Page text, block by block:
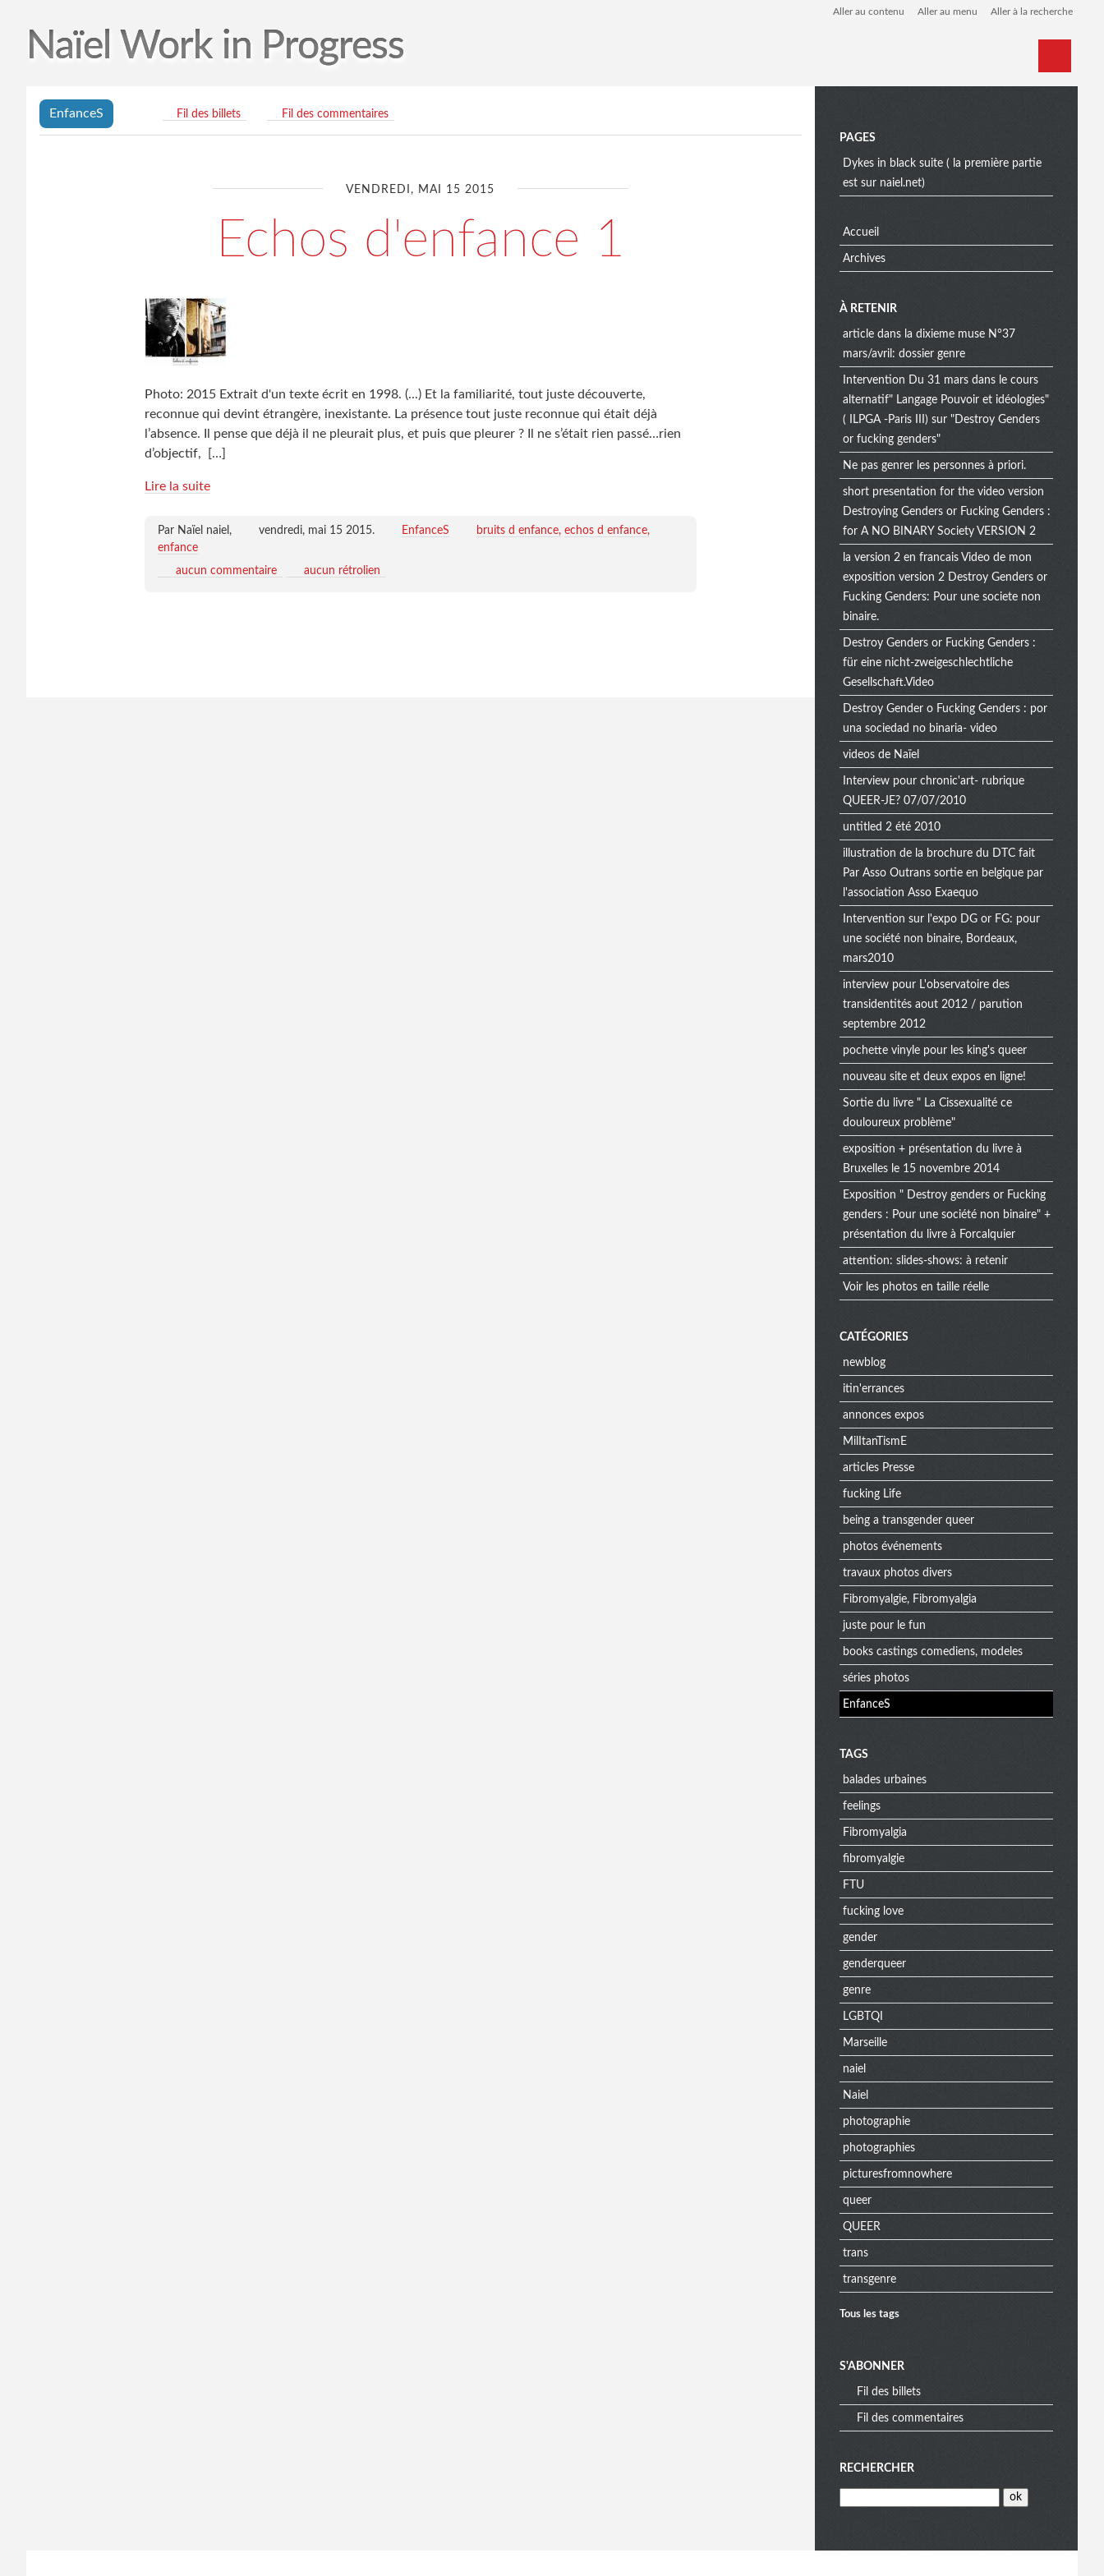
Aller au contenu Aller au menu Aller à la recherche
Naïel Work in Progress
EnfanceS
Fil des billets Fil des commentaires
VENDREDI, MAI 15 2015
Echos d'enfance 1
Photo: 2015 Extrait d'un texte écrit en 1998. (...) Et la familiarité, tout juste découverte,
reconnue qui devint étrangère, inexistante. La présence tout juste reconnue qui était déjà
l’absence. Il pense que déjà il ne pleurait plus, et puis que pleurer ? Il ne s’était rien passé…rien
d’objectif,
[…]
Lire la suite
Par Naïel naiel, vendredi, mai 15 2015. EnfanceS bruits d enfance echos d enfance
enfance
aucun commentaire
aucun rétrolien
M
e
n
u
PAGES
Dykes in black suite ( la première partie
est sur naiel.net)
Accueil
Archives
À RETENIR
article dans la dixieme muse N°37
mars/avril: dossier genre
Intervention Du 31 mars dans le cours
alternatif" Langage Pouvoir et idéologies"
( ILPGA -Paris III) sur "Destroy Genders
or fucking genders"
Ne pas genrer les personnes à priori.
short presentation for the video version
Destroying Genders or Fucking Genders :
for A NO BINARY Society VERSION 2
la version 2 en francais Video de mon
exposition version 2 Destroy Genders or
Fucking Genders: Pour une societe non
binaire.
Destroy Genders or Fucking Genders :
für eine nicht-zweigeschlechtliche
Gesellschaft.Video
Destroy Gender o Fucking Genders : por
una sociedad no binaria- video
videos de Naïel
Interview pour chronic'art- rubrique
QUEER-JE? 07/07/2010
untitled 2 été 2010
illustration de la brochure du DTC fait
Par Asso Outrans sortie en belgique par
l'association Asso Exaequo
Intervention sur l'expo DG or FG: pour
une société non binaire, Bordeaux,
mars2010
interview pour L'observatoire des
transidentités aout 2012 / parution
septembre 2012
pochette vinyle pour les king's queer
nouveau site et deux expos en ligne!
Sortie du livre " La Cissexualité ce
douloureux problème"
exposition + présentation du livre à
Bruxelles le 15 novembre 2014
Exposition " Destroy genders or Fucking
genders : Pour une société non binaire" +
présentation du livre à Forcalquier
attention: slides-shows: à retenir
Voir les photos en taille réelle
CATÉGORIES
newblog
itin'errances
annonces expos
MilItanTismE
articles Presse
fucking Life
being a transgender queer
photos événements
travaux photos divers
Fibromyalgie, Fibromyalgia
juste pour le fun
books castings comediens, modeles
séries photos
EnfanceS
M
e
n
u
e
x
t
r
a
TAGS
balades urbaines
feelings
Fibromyalgia
fibromyalgie
FTU
fucking love
gender
genderqueer
genre
LGBTQI
Marseille
naiel
Naiel
photographie
photographies
picturesfromnowhere
queer
QUEER
trans
transgenre
Tous les tags
S'ABONNER
Fil des billets
Fil des commentaires
RECHERCHER